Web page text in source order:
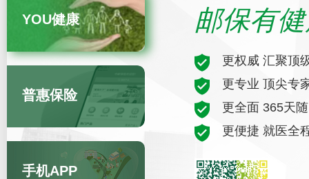
YOU健康
普惠保险
手机APP
邮保有
更权威 汇聚顶
更专业 顶尖专
更全面 365天
更便捷 就医全